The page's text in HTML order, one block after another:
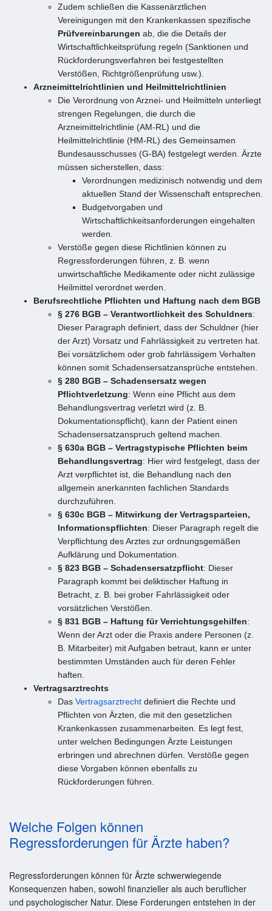
Zudem schließen die Kassenärztlichen
Vereinigungen mit den Krankenkassen spezifische
Prüfvereinbarungen ab, die die Details der
Wirtschaftlichkeitsprüfung regeln (Sanktionen und
Rückforderungsverfahren bei festgestellten
Verstößen, Richtgrößenprüfung usw.).
Arzneimittelrichtlinien und Heilmittelrichtlinien
Die Verordnung von Arznei- und Heilmitteln unterliegt
strengen Regelungen, die durch die
Arzneimittelrichtlinie (AM-RL) und die
Heilmittelrichtlinie (HM-RL) des Gemeinsamen
Bundesausschusses (G-BA) festgelegt werden. Ärzte
müssen sicherstellen, dass:
Verordnungen medizinisch notwendig und dem
aktuellen Stand der Wissenschaft entsprechen.
Budgetvorgaben und
Wirtschaftlichkeitsanforderungen eingehalten
werden.
Verstöße gegen diese Richtlinien können zu
Regressforderungen führen, z. B. wenn
unwirtschaftliche Medikamente oder nicht zulässige
Heilmittel verordnet werden.
Berufsrechtliche Pflichten und Haftung nach dem BGB
§ 276 BGB – Verantwortlichkeit des Schuldners:
Dieser Paragraph definiert, dass der Schuldner (hier
der Arzt) Vorsatz und Fahrlässigkeit zu vertreten hat.
Bei vorsätzlichem oder grob fahrlässigem Verhalten
können somit Schadensersatzansprüche entstehen.
§ 280 BGB – Schadensersatz wegen
Pflichtverletzung: Wenn eine Pflicht aus dem
Behandlungsvertrag verletzt wird (z. B.
Dokumentationspflicht), kann der Patient einen
Schadensersatzanspruch geltend machen.
§ 630a BGB – Vertragstypische Pflichten beim
Behandlungsvertrag: Hier wird festgelegt, dass der
Arzt verpflichtet ist, die Behandlung nach den
allgemein anerkannten fachlichen Standards
durchzuführen.
§ 630c BGB – Mitwirkung der Vertragsparteien,
Informationspflichten: Dieser Paragraph regelt die
Verpflichtung des Arztes zur ordnungsgemäßen
Aufklärung und Dokumentation.
§ 823 BGB – Schadensersatzpflicht: Dieser
Paragraph kommt bei deliktischer Haftung in
Betracht, z. B. bei grober Fahrlässigkeit oder
vorsätzlichen Verstößen.
§ 831 BGB – Haftung für Verrichtungsgehilfen:
Wenn der Arzt oder die Praxis andere Personen (z.
B. Mitarbeiter) mit Aufgaben betraut, kann er unter
bestimmten Umständen auch für deren Fehler
haften.
Vertragsarztrechts
Das Vertragsarztrecht definiert die Rechte und
Pflichten von Ärzten, die mit den gesetzlichen
Krankenkassen zusammenarbeiten. Es legt fest,
unter welchen Bedingungen Ärzte Leistungen
erbringen und abrechnen dürfen. Verstöße gegen
diese Vorgaben können ebenfalls zu
Rückforderungen führen.
Welche Folgen können
Regressforderungen für Ärzte haben?
Regressforderungen können für Ärzte schwerwiegende
Konsequenzen haben, sowohl finanzieller als auch beruflicher
und psychologischer Natur. Diese Forderungen entstehen in der